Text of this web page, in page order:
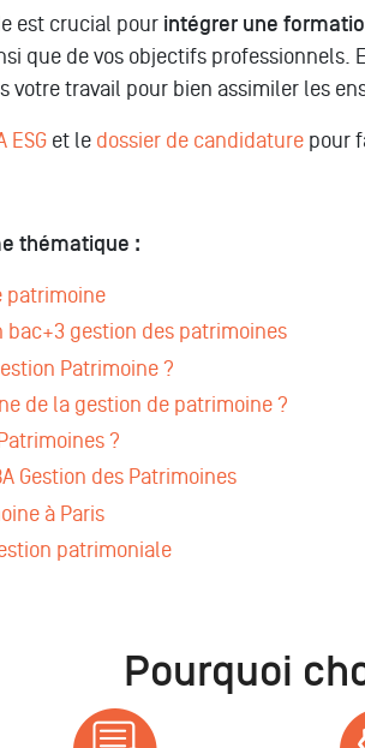
est crucial pour intégrer une
que de vos objectifs
votre travail pour bien assimiler les
ESG et le dossier de candidature pour
thématique :
patrimoine
bac+3 gestion des patrimoines
Patrimoine ?
de la gestion de patrimoine ?
?
Gestion des Patrimoines
à Paris
patrimoniale
Pourquoi